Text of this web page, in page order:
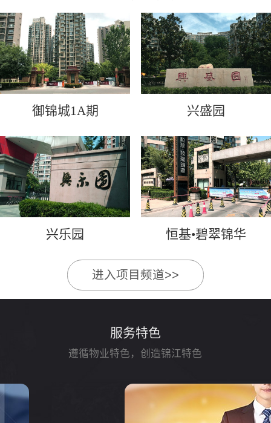
御锦城1A期 兴盛园
兴乐园 恒基•碧翠锦华
进入项目频道>>
服务特色
遵循物业特色，创造锦江特色